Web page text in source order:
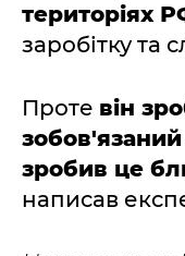
територіях
заробітку та
Проте він
зробив це
написав